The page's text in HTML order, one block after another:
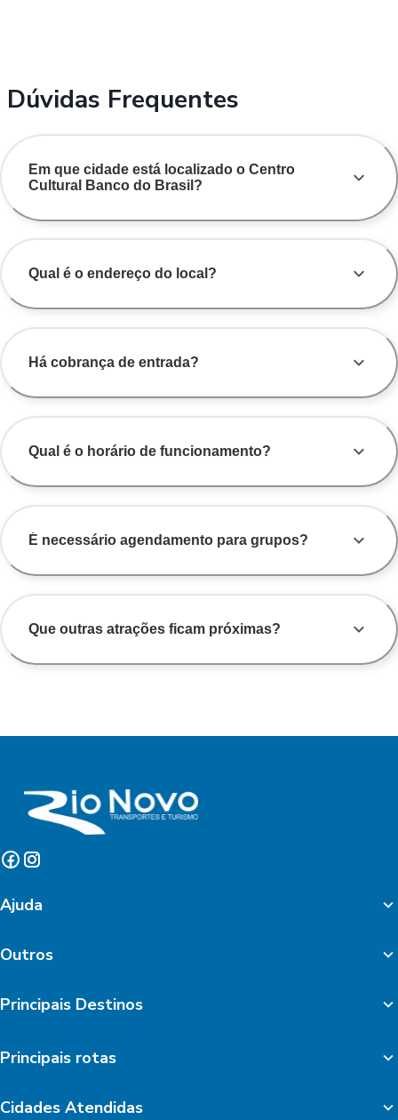
Dúvidas Frequentes
Em que cidade está localizado o Centro
Cultural Banco do Brasil?
Qual é o endereço do local?
Há cobrança de entrada?
Qual é o horário de funcionamento?
É necessário agendamento para grupos?
Que outras atrações ficam próximas?
Ajuda
Outros
Principais Destinos
Principais rotas
Cidades Atendidas